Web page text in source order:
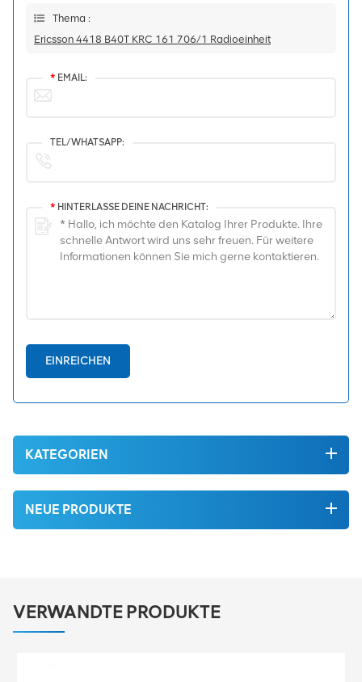
Thema :
Ericsson 4418 B40T KRC 161 706/1 Radioeinheit
* EMAIL:
TEL/WHATSAPP:
* HINTERLASSE DEINE NACHRICHT:
EINREICHEN
KATEGORIEN
NEUE PRODUKTE
VERWANDTE PRODUKTE